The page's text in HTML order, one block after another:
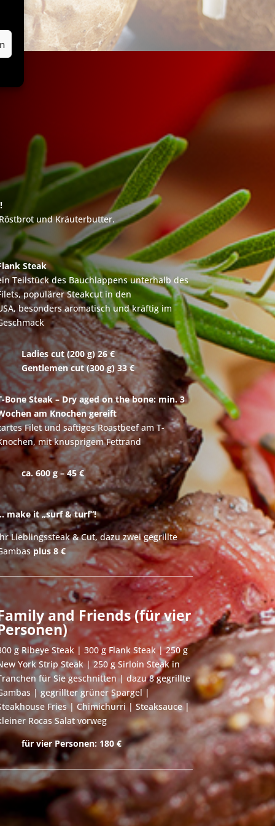
und Kräuterbutter.
Steak
Teilstück des Bauchlappens unterhalb des
populärer Steakcut in den
besonders aromatisch und kräftig im
Ladies cut (200 g) 26 €
Gentlemen cut (300 g) 33 €
Bone Steak – Dry aged on the bone: min. 3
am Knochen gereift
Filet und saftiges Roastbeef am T-
mit knusprigem Fettrand
ca. 600 g – 45 €
make it „surf & turf“!
Lieblingssteak & Cut, dazu zwei gegrillte
plus 8 €
and Friends (für vier
g Ribeye Steak | 300 g Flank Steak | 250 g
York Strip Steak | 250 g Sirloin Steak in
für Sie geschnitten | dazu 8 gegrillte
| gegrillter grüner Spargel |
Fries | Chimichurri | Steaksauce |
Rocas Salat vorweg
für vier Personen: 180 €